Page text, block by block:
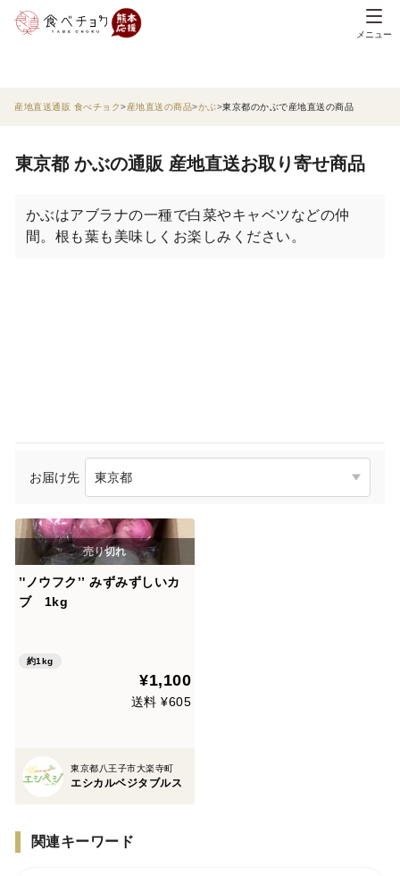
メニュー
産地直送通販 食べチョク 産地直送の商品 かぶ 東京都のかぶで産地直送の商品
東京都 かぶの通販 産地直送お取り寄せ商品
かぶはアブラナの一種で白菜やキャベツなどの仲
間。根も葉も美味しくお楽しみください。
お届け先
’'ノウフク’’ みずみずしいカ
ブ 1kg
約1kg
¥1,100
送料 ¥605
東京都八王子市大楽寺町
エシカルベジタブルス
関連キーワード